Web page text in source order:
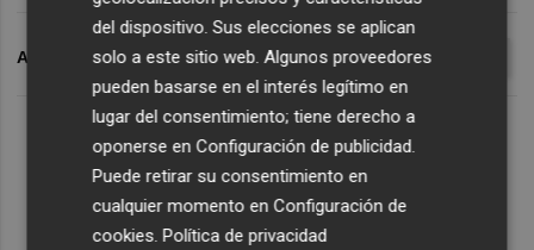
ARCHIVADO EN FUNCIONARIOS SUELDOS PÚBLICOS
del dispositivo. Sus elecciones se aplican
solo a este sitio web. Algunos proveedores
pueden basarse en el interés legítimo en
lugar del consentimiento; tiene derecho a
oponerse enConfiguración de publicidad.
Puede retirar su consentimiento en
cualquier momento enConfiguración de
cookies.Política de privacidad